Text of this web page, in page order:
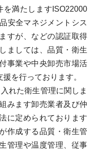
を満たしますISO22000
安全マネジメントシス
すが、などの認証取得
ましては、品質・衛生
事業や中央卸売市場活
を行っております。
れた衛生管理に関しま
みます卸売業者及び仲
に定められております
作成する品質・衛生管
管理や温度管理、従事